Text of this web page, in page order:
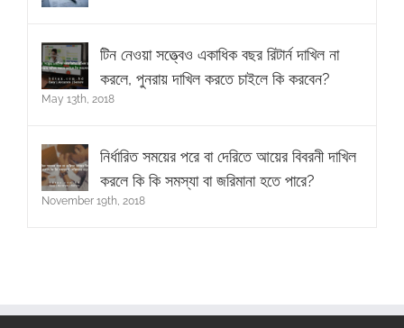
টিন নেওয়া সত্ত্বেও একাধিক বছর রিটার্ন দাখিল না
করলে, পুনরায় দাখিল করতে চাইলে কি করবেন?
May 13th, 2018
নির্ধারিত সময়ের পরে বা দেরিতে আয়ের বিবরনী দাখিল
করলে কি কি সমস্যা বা জরিমানা হতে পারে?
November 19th, 2018